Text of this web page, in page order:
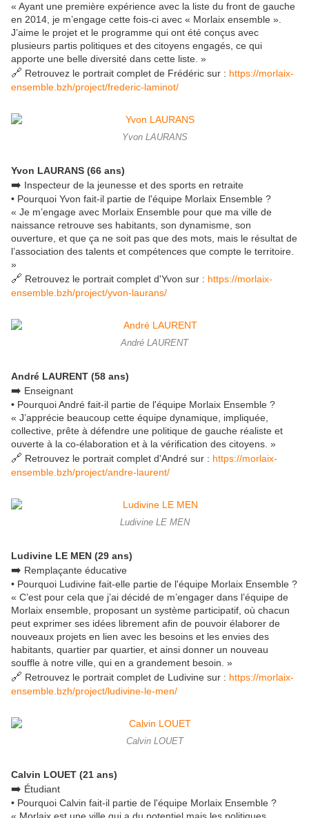
« Ayant une première expérience avec la liste du front de gauche
en 2014, je m’engage cette fois-ci avec « Morlaix ensemble ».
J’aime le projet et le programme qui ont été conçus avec
plusieurs partis politiques et des citoyens engagés, ce qui
apporte une belle diversité dans cette liste. »
🔗 Retrouvez le portrait complet de Frédéric sur : https://morlaix-
ensemble.bzh/project/frederic-laminot/
Yvon LAURANS
Yvon LAURANS (66 ans)
➡️ Inspecteur de la jeunesse et des sports en retraite
• Pourquoi Yvon fait-il partie de l'équipe Morlaix Ensemble ?
« Je m’engage avec Morlaix Ensemble pour que ma ville de
naissance retrouve ses habitants, son dynamisme, son
ouverture, et que ça ne soit pas que des mots, mais le résultat de
l’association des talents et compétences que compte le territoire.
»
🔗 Retrouvez le portrait complet d'Yvon sur : https://morlaix-
ensemble.bzh/project/yvon-laurans/
André LAURENT
André LAURENT (58 ans)
➡️ Enseignant
• Pourquoi André fait-il partie de l'équipe Morlaix Ensemble ?
« J’apprécie beaucoup cette équipe dynamique, impliquée,
collective, prête à défendre une politique de gauche réaliste et
ouverte à la co-élaboration et à la vérification des citoyens. »
🔗 Retrouvez le portrait complet d'André sur : https://morlaix-
ensemble.bzh/project/andre-laurent/
Ludivine LE MEN
Ludivine LE MEN (29 ans)
➡️ Remplaçante éducative
• Pourquoi Ludivine fait-elle partie de l'équipe Morlaix Ensemble ?
« C’est pour cela que j’ai décidé de m’engager dans l’équipe de
Morlaix ensemble, proposant un système participatif, où chacun
peut exprimer ses idées librement afin de pouvoir élaborer de
nouveaux projets en lien avec les besoins et les envies des
habitants, quartier par quartier, et ainsi donner un nouveau
souffle à notre ville, qui en a grandement besoin. »
🔗 Retrouvez le portrait complet de Ludivine sur : https://morlaix-
ensemble.bzh/project/ludivine-le-men/
Calvin LOUET
Calvin LOUET (21 ans)
➡️ Étudiant
• Pourquoi Calvin fait-il partie de l'équipe Morlaix Ensemble ?